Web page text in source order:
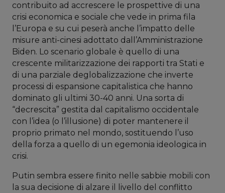
contribuito ad accrescere le prospettive di una
crisi economica e sociale che vede in prima fila
l’Europa e su cui peserà anche l’impatto delle
misure anti-cinesi adottato dall’Amministrazione
Biden. Lo scenario globale è quello di una
crescente militarizzazione dei rapporti tra Stati e
di una parziale deglobalizzazione che inverte
processi di espansione capitalistica che hanno
dominato gli ultimi 30-40 anni. Una sorta di
“decrescita” gestita dal capitalismo occidentale
con l’idea (o l’illusione) di poter mantenere il
proprio primato nel mondo, sostituendo l’uso
della forza a quello di un egemonia ideologica in
crisi.
Putin sembra essere finito nelle sabbie mobili con
la sua decisione di alzare il livello del conflitto